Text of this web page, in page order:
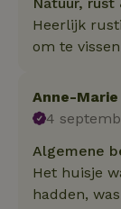
Heerlijk
om te vissen
Anne-Marie
4
Algemene
Het huisje
hadden,